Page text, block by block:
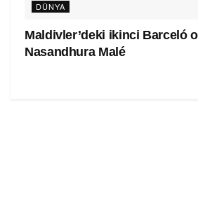
DÜNYA
Maldivler’deki ikinci Barceló
Nasandhura Malé